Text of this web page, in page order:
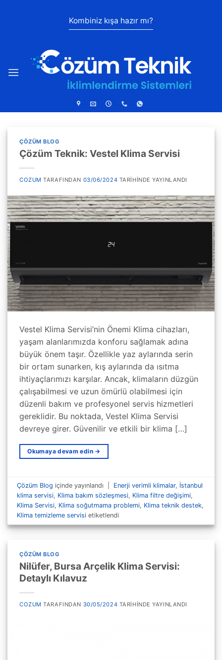
Kombiniz kışa hazır mı?
ÇÖZÜM BLOG
Çözüm Teknik: Vestel Klima Servisi
COZUM TARAFINDAN 03/06/2024 TARIHINDE YAYINLANDI
Vestel Klima Servisi’nin Önemi Klima cihazları,
yaşam alanlarımızda konforu sağlamak adına
büyük önem taşır. Özellikle yaz aylarında serin
bir ortam sunarken, kış aylarında da ısıtma
ihtiyaçlarımızı karşılar. Ancak, klimaların düzgün
çalışabilmesi ve uzun ömürlü olabilmesi için
düzenli bakım ve profesyonel servis hizmetleri
gereklidir. Bu noktada, Vestel Klima Servisi
devreye girer. Güvenilir ve etkili bir klima […]
Okumaya devam edin →
Çözüm Blog içinde yayınlandı Enerji verimli klimalar, İstanbul
klima servisi, Klima bakım sözleşmesi, Klima filtre değişimi,
Klima Servisi, Klima soğutmama problemi, Klima teknik destek,
Klima temizleme servisi etiketlendi
ÇÖZÜM BLOG
Nilüfer, Bursa Arçelik Klima Servisi:
Detaylı Kılavuz
COZUM TARAFINDAN 30/05/2024 TARIHINDE YAYINLANDI